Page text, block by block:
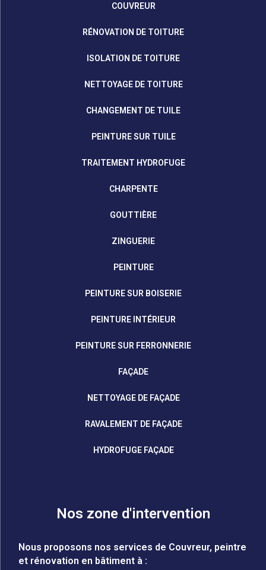
COUVREUR
RÉNOVATION DE TOITURE
ISOLATION DE TOITURE
NETTOYAGE DE TOITURE
CHANGEMENT DE TUILE
PEINTURE SUR TUILE
TRAITEMENT HYDROFUGE
CHARPENTE
GOUTTIÈRE
ZINGUERIE
PEINTURE
PEINTURE SUR BOISERIE
PEINTURE INTÉRIEUR
PEINTURE SUR FERRONNERIE
FAÇADE
NETTOYAGE DE FAÇADE
RAVALEMENT DE FAÇADE
HYDROFUGE FAÇADE
Nos zone d'intervention
Nous proposons nos services de Couvreur, peintre
et rénovation en bâtiment à :